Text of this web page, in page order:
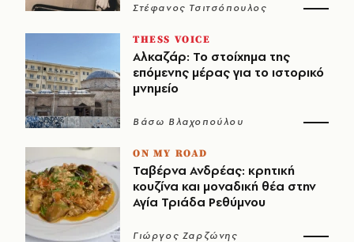
Στέφανος Τσιτσόπουλος
THESS VOICE
Αλκαζάρ: Το στοίχημα της
επόμενης μέρας για το ιστορικό
μνημείο
Βάσω Βλαχοπούλου
ON MY ROAD
Ταβέρνα Ανδρέας: κρητική
κουζίνα και μοναδική θέα στην
Αγία Τριάδα Ρεθύμνου
Γιώργος Ζαρζώνης